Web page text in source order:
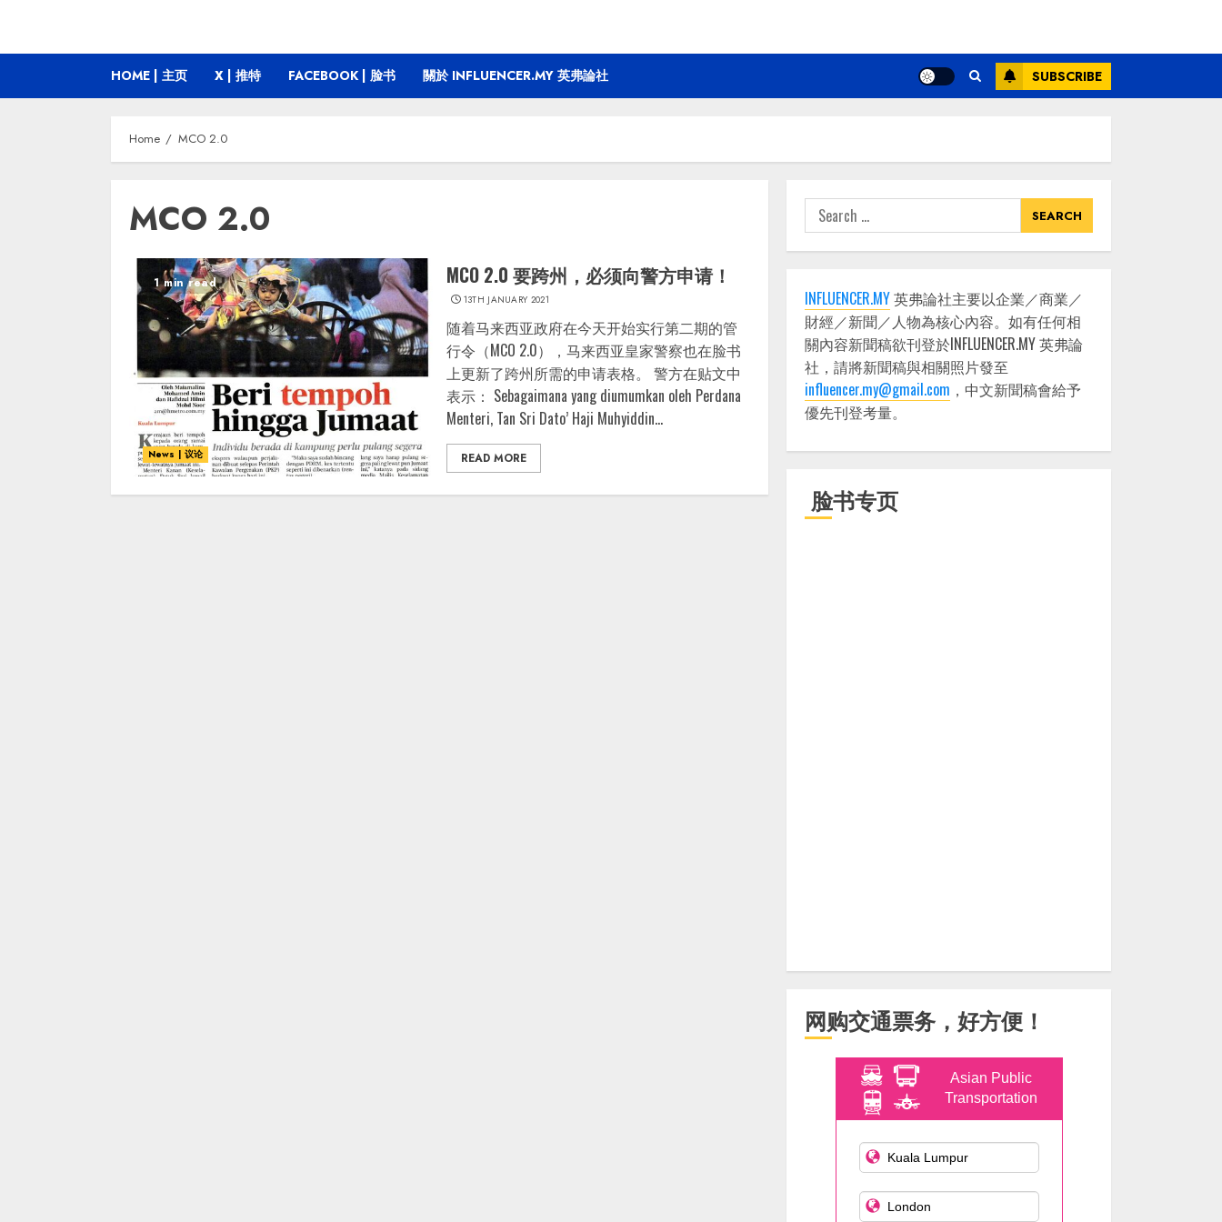
HOME | 主页 X | 推特 FACEBOOK | 脸书 關於 INFLUENCER.MY 英弗論社 SUBSCRIBE
Home MCO 2.0
MCO 2.0
1 min read
News | 议论
MCO 2.0 要跨州，必须向警方申请！
13TH JANUARY 2021
随着马来西亚政府在今天开始实行第二期的管
行令（MCO 2.0），马来西亚皇家警察也在脸书
上更新了跨州所需的申请表格。 警方在贴文中
表示： Sebagaimana yang diumumkan oleh Perdana
Menteri, Tan Sri Dato’ Haji Muhyiddin...
READ MORE
Search
for:
INFLUENCER.MY英弗論社主要以企業／商業／
財經／新聞／人物為核心內容。如有任何相
關內容新聞稿欲刊登於INFLUENCER.MY 英弗論
社，請將新聞稿與相關照片發至
influencer.my@gmail.com ，中文新聞稿會給予
優先刊登考量。
脸书专页
网购交通票务，好方便！
Asian Public
Transportation